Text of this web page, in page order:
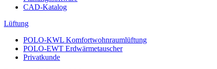
CAD-Katalog
Lüftung
POLO-KWL Komfortwohnraumlüftung
POLO-EWT Erdwärmetauscher
Privatkunde